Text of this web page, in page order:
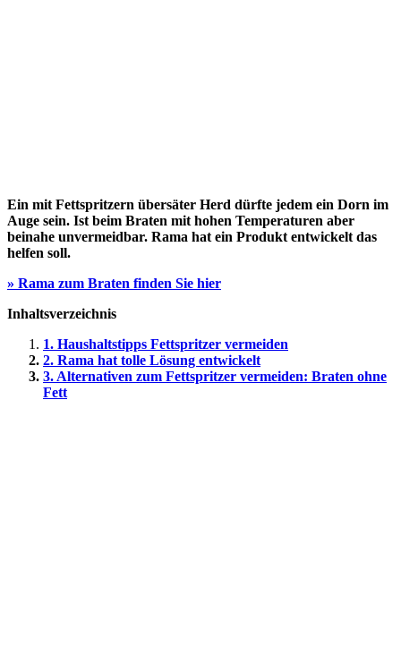
Ein mit Fettspritzern übersäter Herd dürfte jedem ein Dorn im
Auge sein. Ist beim Braten mit hohen Temperaturen aber
beinahe unvermeidbar. Rama hat ein Produkt entwickelt das
helfen soll.
» Rama zum Braten finden Sie hier
Inhaltsverzeichnis
1. Haushaltstipps Fettspritzer vermeiden
2. Rama hat tolle Lösung entwickelt
3. Alternativen zum Fettspritzer vermeiden: Braten ohne
Fett